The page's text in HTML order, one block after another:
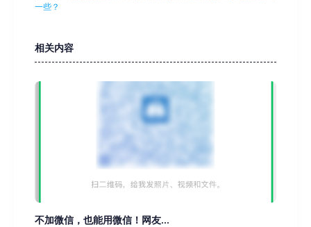
一些？
相关内容
不加微信，也能用微信！网友...